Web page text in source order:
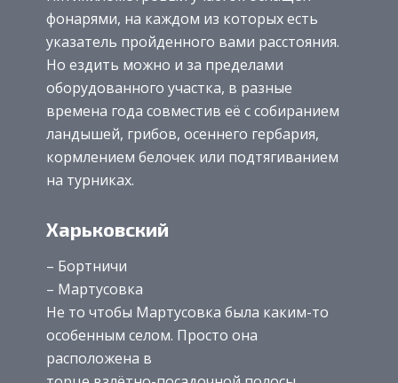
фонарями, на каждом из которых есть
указатель пройденного вами расстояния.
Но ездить можно и за пределами
оборудованного участка, в разные
времена года совместив её с собиранием
ландышей, грибов, осеннего гербария,
кормлением белочек или подтягиванием
на турниках.
Харьковский
– Бортничи
– Мартусовка
Не то чтобы Мартусовка была каким-то
особенным селом. Просто она
расположена в